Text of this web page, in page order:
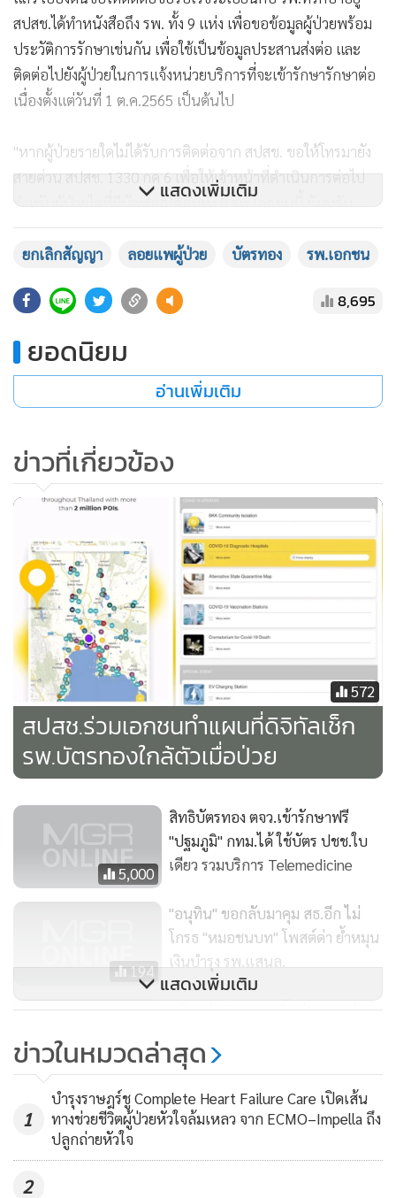
สปสช.ได้ทำหนังสือถึง รพ. ทั้ง 9 แห่ง เพื่อขอข้อมูลผู้ป่วยพร้อม
ประวัติการรักษาเช่นกัน เพื่อใช้เป็นข้อมูลประสานส่งต่อ และ
ติดต่อไปยังผู้ป่วยในการแจ้งหน่วยบริการที่จะเข้ารักษารักษาต่อ
เนื่องตั้งแต่วันที่ 1 ต.ค.2565 เป็นต้นไป
"หากผู้ป่วยรายใดไม่ได้รับการติดต่อจาก สปสช. ขอให้โทรมายัง
สายด่วน สปสช. 1330 กด 6 เพื่อให้เจ้าหน้าที่ดำเนินการต่อไป
สำหรับผู้ป่วยไตที่มีนัดฟอกไตกับทั้ง 9 รพ.เอกชนนี้ ยังคงรับ
บริการได้ตามนัดเหมือนเดิม เนื่องจากการยกเลิกสัญญาไม่ได้รวม
ถึงบริการฟอกเลือดด้วยเครื่องไตเทียม" พญ.ลลิตยากล่าว
ส่วนกรณีผู้ที่ไม่ใช่ผู้ป่วยรักษาต่อเนื่องนั้น ขอให้ตรวจสอบสิทธิ
หน่วยบริการปฐมภูมิ/ประจำ และสถานพยาบาลที่รับการส่งต่อ
ขอให้ลงทะเบียนเลือกหน่วยบริการแห่งใหม่ในเขตพื้นที่ หากไม่มี
ให้เลือกอย่ากังวลใจ สปสช.อยู่ระหว่างเร่งจัดหาหน่วยบริการเพิ่ม
ภูมิทุกแห่งในระบบบัตรทอง ไม่เสียค่าใช้จ่าย และ 2.รพ. 9 แห่ง
เป็นหน่วยบริการรับส่งต่อ แต่หน่วยบริการประจำ/ปฐมภูมิเป็น
คลินิกเอกชนหรือศูนย์บริการสาธารณสุข เมื่อเจ็บป่วยยังรักษา
เบื้องต้นตามสิทธิได้ กรณีส่งต่อ สปสช.ได้ประสานให้ส่งต่อไปยัง
สถานพยาบาลที่ได้จัดหาเพิ่มให้ ส่วนกรณีเจ็บป่วยฉุกเฉินใช้สิทธิ
รักษาเหมือนเดิมทุกประการ
ด้าน ทพ.อรรถพร ลิ้มปัญญาเลิศ รองเลขาธิการ สปสช. กล่าวว่า
การยกเลิกสัญญาบริการสาธารณสุข รพ.เอกชนในระบบหลัก
ประกันสุขภาพแห่งชาติทั้ง 9 แห่ง เป็นไปตามมติบอร์ด สปสช.
และคณะอนุกรรมการหลักประกันสุขภาพระดับเขตพื้นที่
กรุงเทพมหานคร (อปสข.กทม.) ที่ให้ดำเนินการร้องทุกข์ต่อ
พนักงานสอบสวน เรียกเงินคืน แจ้งสภาวิชาชีพ ยกเลิกสัญญา
ทะเบียนเป็นหน่วยบริการ เนื่องมาจากผลการตรวจสอบของ
คณะอนุกรรมการตรวจสอบข้อเท็จจริงกรณีหน่วยบริการเรียก
เก็บค่าใช้จ่ายเพื่อบริการสาธารณสุข พบเอกสารหลักฐานว่า
ตรงกับข้อเท็จจริง จึงเป็นที่มาการยกเลิกสัญญา
แสดงเพิ่มเติม
ยกเลิกสัญญา ลอยแพผู้ป่วย บัตรทอง รพ.เอกชน
8,695
ยอดนิยม
อ่านเพิ่มเติม
ข่าวที่เกี่ยวข้อง
572
สปสช.ร่วมเอกชนทำแผนที่ดิจิทัลเช็ก
รพ.บัตรทองใกล้ตัวเมื่อป่วย
5,000
สิทธิบัตรทอง ตจว.เข้ารักษาฟรี
"ปฐมภูมิ" กทม.ได้ ใช้บัตร ปชช.ใบ
เดียว รวมบริการ Telemedicine
194
"อนุทิน" ขอกลับมาคุม สธ.อีก ไม่
โกรธ "หมอชนบท" โพสต์ด่า ย้ำหมุน
เงินบำรุง รพ.แสนล.
110
“ทิพานัน” ชู “รบ.บิ๊กตู่” ยกระดับ
สะดวก อันดับ 1 อาเซียนระบบ
สุขภาพ
แสดงเพิ่มเติม
ข่าวในหมวดล่าสุด
1
บำรุงราษฎร์ชู Complete Heart Failure Care เปิดเส้น
ทางช่วยชีวิตผู้ป่วยหัวใจล้มเหลว จาก ECMO–Impella ถึง
ปลูกถ่ายหัวใจ
2